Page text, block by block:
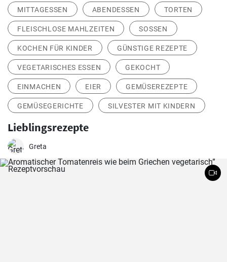
MITTAGESSEN ABENDESSEN TORTEN
FLEISCHLOSE MAHLZEITEN SOSSEN
KOCHEN FÜR KINDER GÜNSTIGE REZEPTE
VEGETARISCHES ESSEN GEKOCHT
EINMACHEN EIER GEMÜSEREZEPTE
GEMÜSEGERICHTE SILVESTER MIT KINDERN
Lieblingsrezepte
Greta